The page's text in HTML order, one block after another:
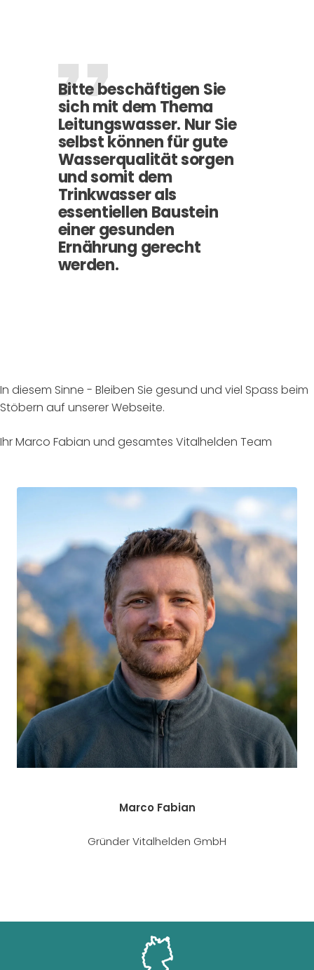
Bitte beschäftigen Sie
sich mit dem Thema
Leitungswasser. Nur Sie
selbst können für gute
Wasserqualität sorgen
und somit dem
Trinkwasser als
essentiellen Baustein
einer gesunden
Ernährung gerecht
werden.
In diesem Sinne - Bleiben Sie gesund und viel Spass beim
Stöbern auf unserer Webseite.
Ihr Marco Fabian und gesamtes Vitalhelden Team
Marco Fabian
Gründer Vitalhelden GmbH